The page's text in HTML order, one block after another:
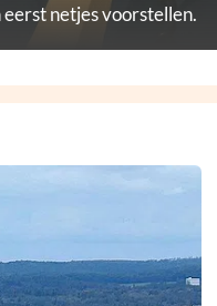
netjes voorstellen.